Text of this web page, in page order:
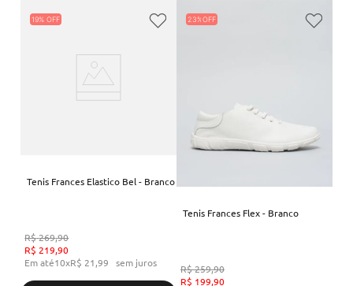
19%
Tenis Frances Elastico Bel - Branco
R$269,90
R$ 219,90
Em até10xR$ 21,99 sem juros
23%
Tenis Frances Flex - Branco
R$259,90
R$ 199,90